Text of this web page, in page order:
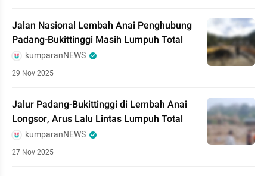
Jalan Nasional Lembah Anai Penghubung
Padang-Bukittinggi Masih Lumpuh Total
kumparanNEWS
29 Nov 2025
Jalur Padang-Bukittinggi di Lembah Anai
Longsor, Arus Lalu Lintas Lumpuh Total
kumparanNEWS
27 Nov 2025